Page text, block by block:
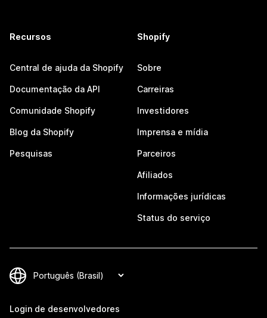
Recursos
Central de ajuda da Shopify
Documentação da API
Comunidade Shopify
Blog da Shopify
Pesquisas
Shopify
Sobre
Carreiras
Investidores
Imprensa e mídia
Parceiros
Afiliados
Informações jurídicas
Status do serviço
Login de desenvolvedores